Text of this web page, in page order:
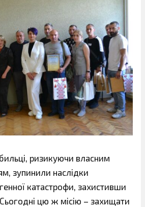
ризикуючи власним
зупинили наслідки
катастрофи, захистивши
цю ж місію – захищати